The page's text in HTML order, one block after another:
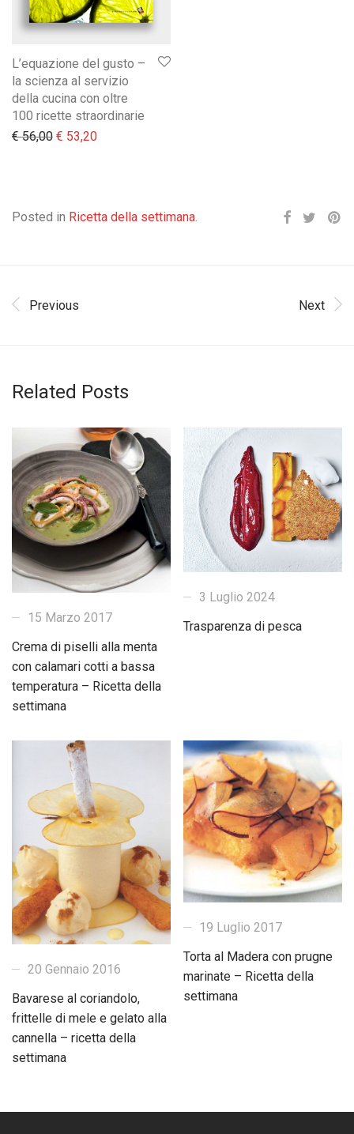
L’equazione del gusto –
la scienza al servizio
della cucina con oltre
100 ricette straordinarie
€56,00 Il prezzo originale era: € 56,00.
€ 53,20Il prezzo attuale è: € 53,20.
Posted in Ricetta della settimana.
Previous Next
Related Posts
15 Marzo 2017
Crema di piselli alla menta
con calamari cotti a bassa
temperatura – Ricetta della
settimana
3 Luglio 2024
Trasparenza di pesca
20 Gennaio 2016
Bavarese al coriandolo,
frittelle di mele e gelato alla
cannella – ricetta della
settimana
19 Luglio 2017
Torta al Madera con prugne
marinate – Ricetta della
settimana